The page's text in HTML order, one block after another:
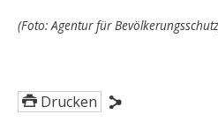
(Foto: Agentur für
Drucken